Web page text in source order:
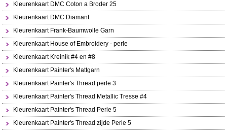
Kleurenkaart DMC Coton a Broder 25
Kleurenkaart DMC Diamant
Kleurenkaart Frank-Baumwolle Garn
Kleurenkaart House of Embroidery - perle
Kleurenkaart Kreinik #4 en #8
Kleurenkaart Painter's Mattgarn
Kleurenkaart Painter's Thread perle 3
Kleurenkaart Painter's Thread Metallic Tresse #4
Kleurenkaart Painter's Thread Perle 5
Kleurenkaart Painter's Thread zijde Perle 5